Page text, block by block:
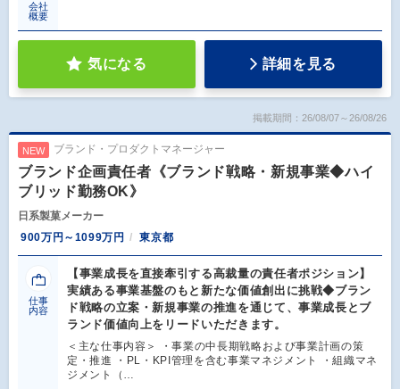
会社
概要
気になる 詳細を見る
掲載期間：26/08/07～26/08/26
NEW ブランド・プロダクトマネージャー
ブランド企画責任者《ブランド戦略・新規事業◆ハイ
ブリッド勤務OK》
日系製菓メーカー
900万円～1099万円
東京都
仕事
内容
【事業成長を直接牽引する高裁量の責任者ポジション】
実績ある事業基盤のもと新たな価値創出に挑戦◆ブラン
ド戦略の立案・新規事業の推進を通じて、事業成長とブ
ランド価値向上をリードいただきます。
＜主な仕事内容＞ ・事業の中長期戦略および事業計画の策
定・推進 ・PL・KPI管理を含む事業マネジメント ・組織マネ
ジメント（…